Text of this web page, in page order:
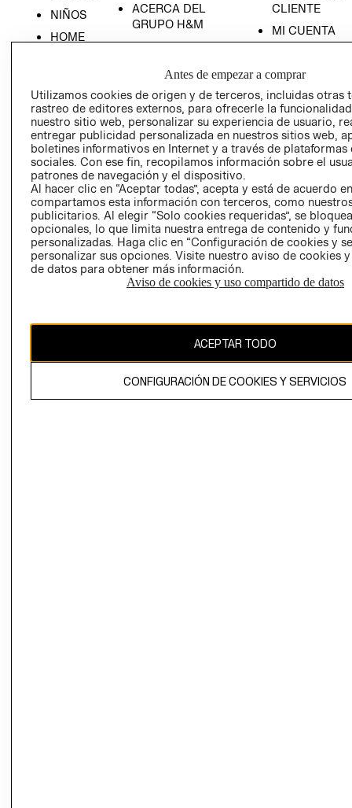
NIÑOS
HOME
ACERCA DEL
GRUPO H&M
RESPONSABILIDAD
RELACIÓN CON
INVERSIONISTAS
POLÍTICA
EMPRESARIAL
CLIENTE
MI CUENTA
- RETIRO EN
TIENDA
TÉRMINOS Y
CONDICIONES
AVISO DE
PRIVACIDAD
GIFT CARD
AVISO DE
COOKIES
Chile ($)
Antes de empezar a comprar
Utilizamos cookies de origen y de terceros, incluidas otras
rastreo de editores externos, para ofrecerle la
nuestro sitio web, personalizar su experiencia de usuario,
entregar publicidad personalizada en nuestros sitios web,
boletines informativos en Internet y a través de plataformas
sociales. Con ese fin, recopilamos información sobre el
patrones de navegación y el dispositivo.
Al hacer clic en “Aceptar todas”, acepta y está de acuerdo
compartamos esta información con terceros, como
publicitarios. Al elegir “Solo cookies requeridas”, se
opcionales, lo que limita nuestra entrega de contenido y
personalizadas. Haga clic en “Configuración de cookies y
personalizar sus opciones. Visite nuestro aviso de cookies
de datos para obtener más información.
Aviso de cookies y uso compartido de datos
ACEPTAR TODO
CONFIGURACIÓN DE COOKIES Y SERVICIOS